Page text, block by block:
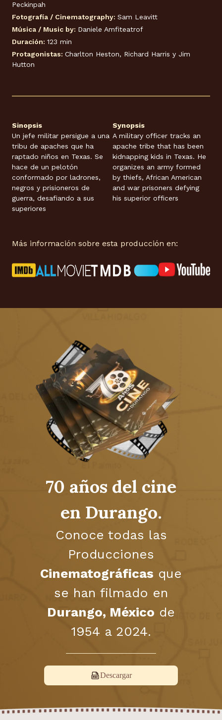
Peckinpah
Fotografía / Cinematography: Sam Leavitt
Música / Music by: Daniele Amfiteatrof
Duración: 123 min
Protagonistas: Charlton Heston, Richard Harris y Jim
Hutton
Sinopsis
Un jefe militar persigue a una
tribu de apaches que ha
raptado niños en Texas. Se
hace de un pelotón
conformado por ladrones,
negros y prisioneros de
guerra, desafiando a sus
superiores
Synopsis
A military officer tracks an
apache tribe that has been
kidnapping kids in Texas. He
organizes an army formed
by thiefs, African American
and war prisoners defying
his superior officers
Más información sobre esta producción en:
70 años del cine
en Durango.
Conoce todas las
Producciones
Cinematográficas que
se han filmado en
Durango, México de
1954 a 2024.
Descargar